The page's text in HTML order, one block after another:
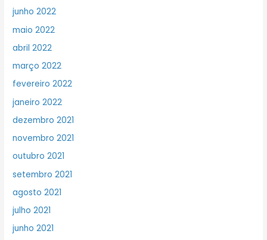
junho 2022
maio 2022
abril 2022
março 2022
fevereiro 2022
janeiro 2022
dezembro 2021
novembro 2021
outubro 2021
setembro 2021
agosto 2021
julho 2021
junho 2021